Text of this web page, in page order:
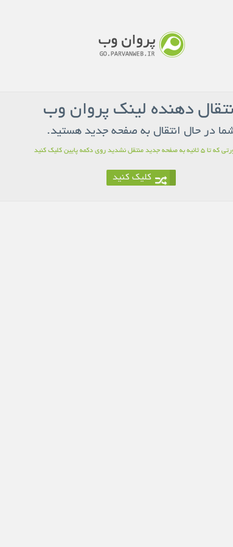
دهنده لینک پروان وب
در حال انتقال به صفحه جدید هستید.
جدید منتقل نشدید روی دکمه پایین کلیک کنید
کلیک کنید